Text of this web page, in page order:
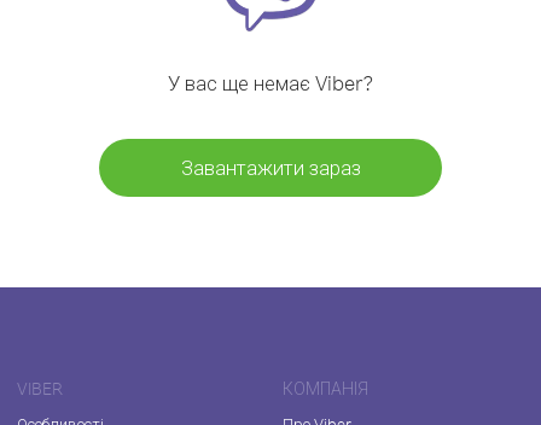
У вас ще немає Viber?
Завантажити зараз
VIBER КОМПАНІЯ